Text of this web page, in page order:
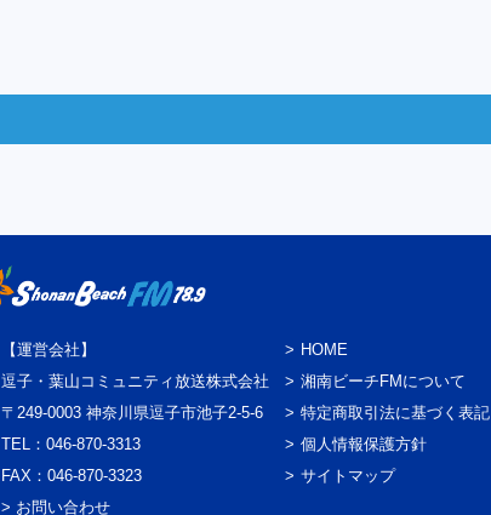
【運営会社】
逗子・葉山コミュニティ放送株式会社
〒249-0003 神奈川県逗子市池子2-5-6
TEL：046-870-3313
FAX：046-870-3323
> お問い合わせ
HOME
湘南ビーチFMについて
特定商取引法に基づく表記
個人情報保護方針
サイトマップ